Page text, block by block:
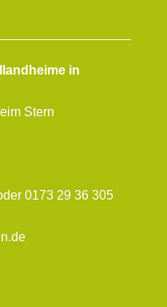
in
Stern
0173 29 36 305